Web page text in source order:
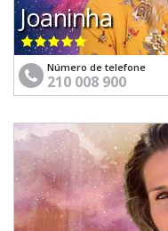
Joaninha
Número de telefone
210 008 900